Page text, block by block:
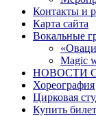
Контакты и
Карта сайта
Вокальные
Magic
НОВОСТИ
Хореография
Цирковая
Купить